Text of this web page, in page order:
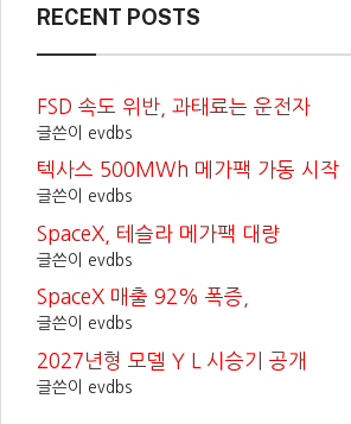
RECENT POSTS
FSD 속도 위반, 과태료는 운전자
글쓴이 evdbs
텍사스 500MWh 메가팩 가동 시작
글쓴이 evdbs
SpaceX, 테슬라 메가팩 대량
글쓴이 evdbs
SpaceX 매출 92% 폭증,
글쓴이 evdbs
2027년형 모델 Y L 시승기 공개
글쓴이 evdbs